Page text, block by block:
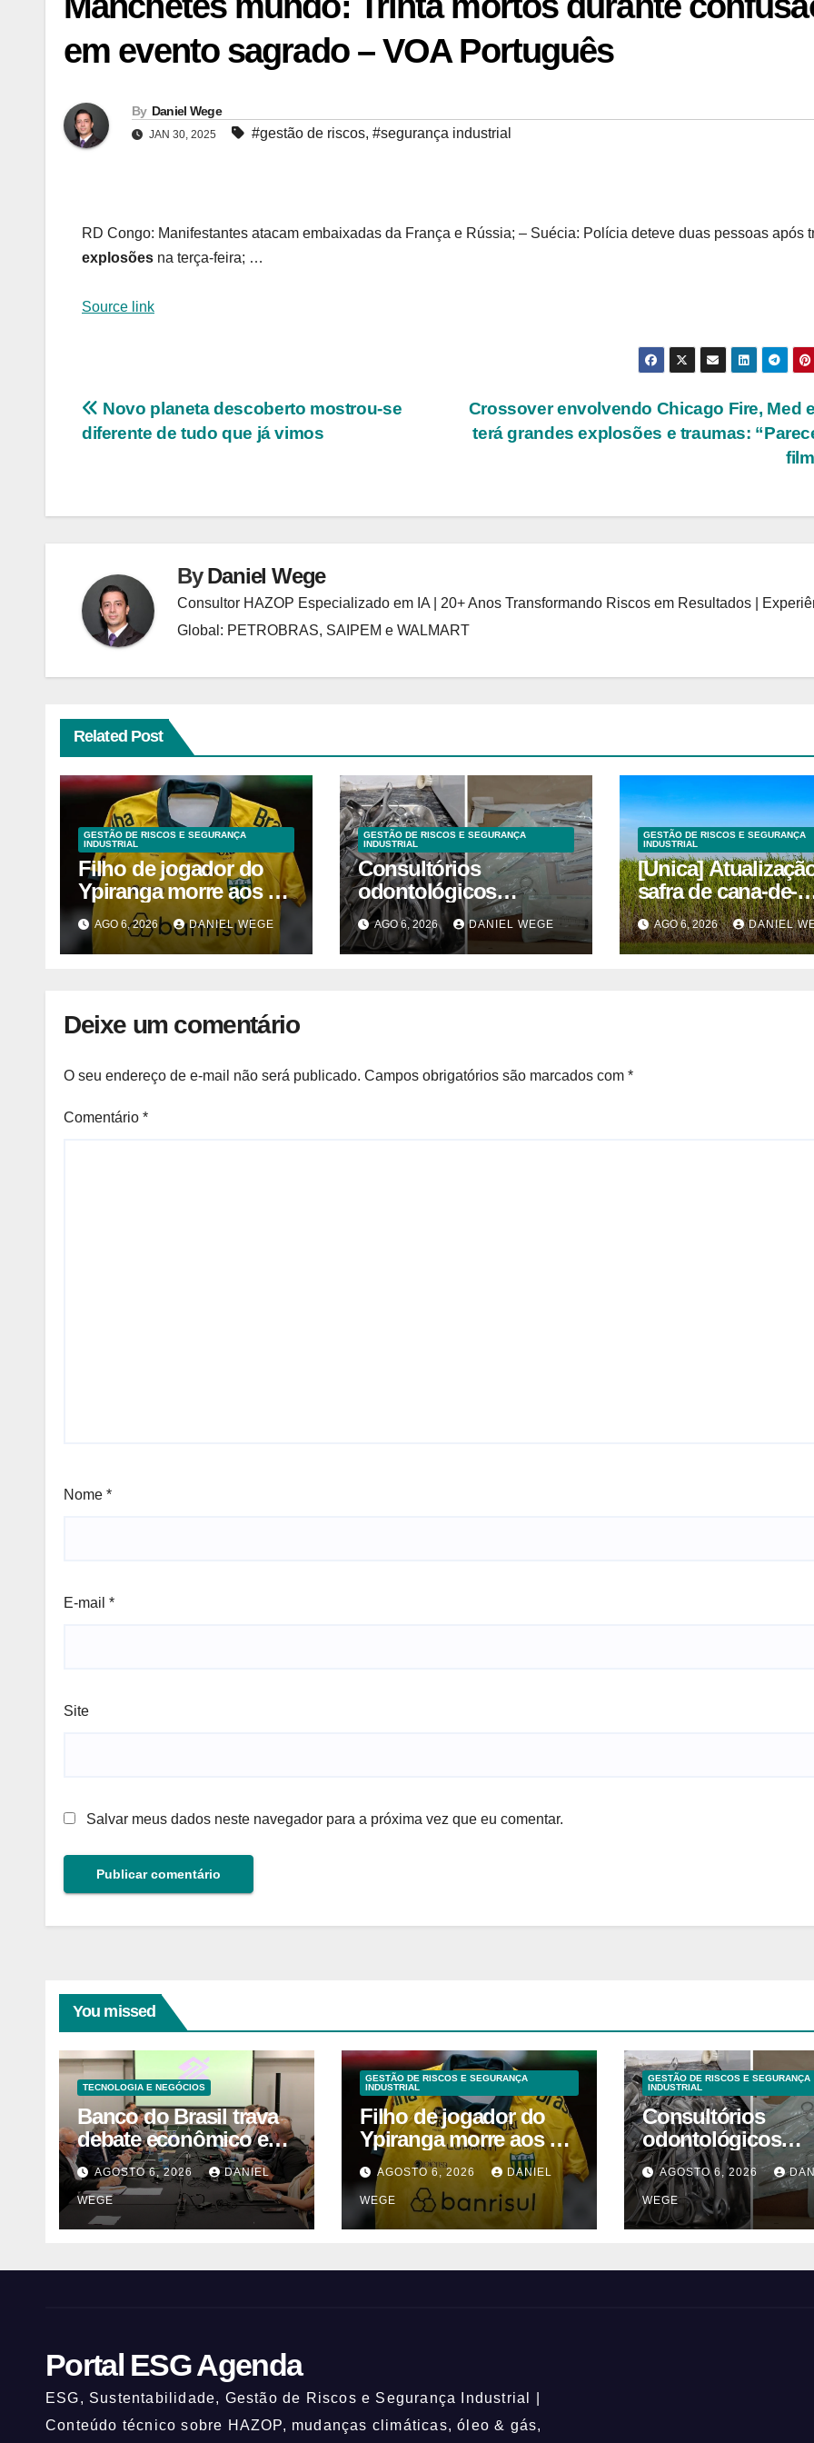
em evento sagrado – VOA Português
By Daniel Wege
JAN 30, 2025 #gestão de riscos, #segurança industrial
RD Congo: Manifestantes atacam embaixadas da França e Rússia; – Suécia: Polícia deteve duas pessoas após
explosões na terça-feira; …
Source link
Navegação
Crossover envolvendo Chicago Fire, Med e
terá grandes explosões e traumas:
Novo planeta descoberto mostrou-se
diferente de tudo que já vimos
ByDaniel Wege
Consultor HAZOP Especializado em IA | 20+ Anos Transformando Riscos em Resultados |
Global: PETROBRAS, SAIPEM e WALMART
Related Post
GESTÃO DE RISCOS E SEGURANÇA
INDUSTRIAL
Filho de jogador do
Ypiranga morre aos 2
anos após acidente
AGO 6, 2026 DANIEL WEGE
GESTÃO DE RISCOS E SEGURANÇA
INDUSTRIAL
Consultórios
odontológicos
interditados em
Campinas superam
2025
AGO 6, 2026 DANIEL WEGE
GESTÃO DE RISCOS E SEGURANÇA
INDUSTRIAL
[Unica]
safra de cana-de-
açúcar 2026/27 –
quinzenas de
AGO 6, 2026 DANIEL
Deixe um comentário
O seu endereço de e-mail não será publicado. Campos obrigatórios são marcados com *
Comentário *
Nome *
E-mail *
Site
Salvar meus dados neste navegador para a próxima vez que eu comentar.
You missed
TECNOLOGIA E NEGÓCIOS
Banco do Brasil trava
debate econômico e
condiciona avanços à
decisão da Fenaban |
Contec Brasil
AGOSTO 6, 2026 DANIEL
WEGE
GESTÃO DE RISCOS E SEGURANÇA
INDUSTRIAL
Filho de jogador do
Ypiranga morre aos 2
anos após acidente
AGOSTO 6, 2026 DANIEL
WEGE
GESTÃO DE RISCOS E SEGURANÇA
INDUSTRIAL
Consultórios
odontológicos
interditados em
Campinas
2025
AGOSTO 6, 2026
WEGE
Portal ESG Agenda
ESG, Sustentabilidade, Gestão de Riscos e Segurança Industrial |
Conteúdo técnico sobre HAZOP, mudanças climáticas, óleo & gás,